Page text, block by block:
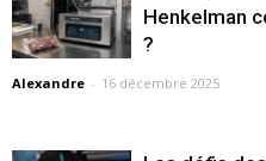
Henkelman
?
Alexandre - 16 décembre 2025